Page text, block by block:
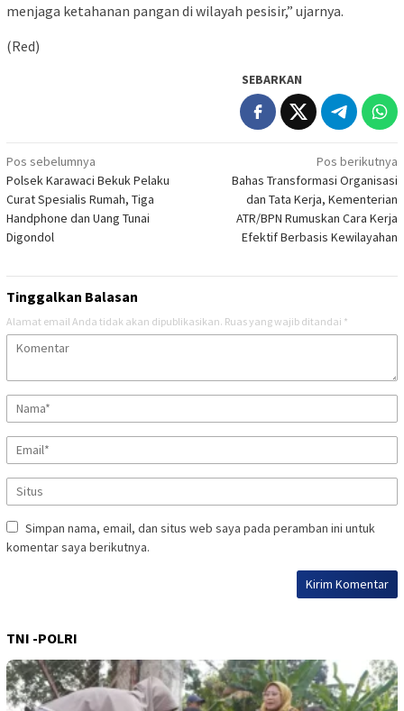
menjaga ketahanan pangan di wilayah pesisir,” ujarnya.
(Red)
SEBARKAN
Navigasi
pos
Pos sebelumnya
Polsek Karawaci Bekuk Pelaku
Curat Spesialis Rumah, Tiga
Handphone dan Uang Tunai
Digondol
Pos berikutnya
Bahas Transformasi Organisasi
dan Tata Kerja, Kementerian
ATR/BPN Rumuskan Cara Kerja
Efektif Berbasis Kewilayahan
Tinggalkan Balasan
Alamat email Anda tidak akan dipublikasikan. Ruas yang wajib ditandai *
Simpan nama, email, dan situs web saya pada peramban ini untuk
komentar saya berikutnya.
TNI -POLRI